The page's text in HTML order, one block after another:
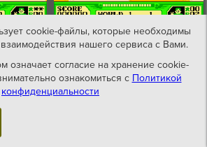
cookie-файлы, которые необходимы
нашего сервиса с Вами.
означает согласие на хранение cookie-
ознакомиться с Политикой
конфиденциальности